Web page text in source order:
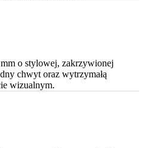
o stylowej, zakrzywionej
chwyt oraz wytrzymałą
wizualnym.